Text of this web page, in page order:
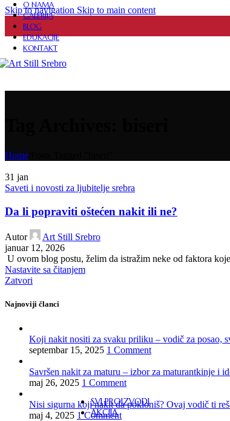
Skip to navigation Skip to main content
O NAMA
GALERIJA
BLOG
EDUKACIJE
KONTAKT
PRIVESCI
SETOVI
LUKS POKLON PAKETI
SVI PROIZVODI
AKCIJA
Home
31 jan
Saveti i novosti za ljubitelje srebra
Da li popraviti oštećen nakit ili ne?
Autor
Art Still Srebro
januar 12, 2026
U ovom blog postu, želim da istražim neke od faktora
Nastavite sa čitanjem
Zatvori
Najnoviji članci
Koji nakit nositi za svaku priliku – vodič za posao,
septembar 15, 2025 1 Comment
Savršen nakit za maturu – izbor za maturantkinje i
maj 26, 2025 1 Comment
Nisi sigurna koji nakit da pokloniš? Ovaj vodič ti
maj 4, 2025 1 Comment